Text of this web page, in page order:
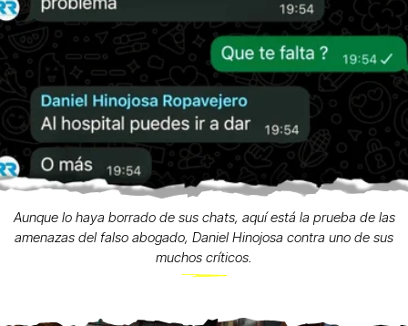
Aunque lo haya borrado de sus chats, aquí está la prueba de las
amenazas del falso abogado, Daniel Hinojosa contra uno de sus
muchos críticos.